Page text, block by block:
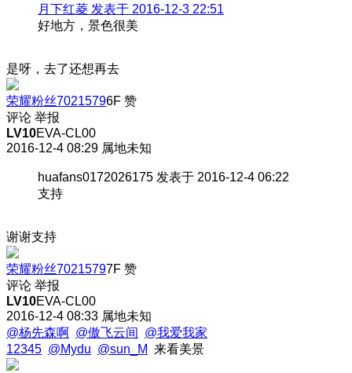
月下红菱 发表于 2016-12-3 22:51
好地方，景色很美
是呀，去了还想再去
荣耀粉丝70215796F 赞
评论 举报
LV10EVA-CL00
2016-12-4 08:29 属地未知
huafans0172026175 发表于 2016-12-4 06:22
支持
谢谢支持
荣耀粉丝70215797F 赞
评论 举报
LV10EVA-CL00
2016-12-4 08:33 属地未知
@杨先森啊 @傲飞云间
@我爱我家
12345 @Mydu @sun_M 来看美景